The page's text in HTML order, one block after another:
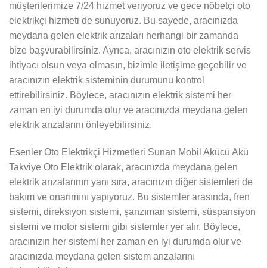
müşterilerimize 7/24 hizmet veriyoruz ve gece nöbetçi oto
elektrikçi hizmeti de sunuyoruz. Bu sayede, aracınızda
meydana gelen elektrik arızaları herhangi bir zamanda
bize başvurabilirsiniz. Ayrıca, aracınızın oto elektrik servis
ihtiyacı olsun veya olmasın, bizimle iletişime geçebilir ve
aracınızın elektrik sisteminin durumunu kontrol
ettirebilirsiniz. Böylece, aracınızın elektrik sistemi her
zaman en iyi durumda olur ve aracınızda meydana gelen
elektrik arızalarını önleyebilirsiniz.
Esenler Oto Elektrikçi Hizmetleri Sunan Mobil Akücü Akü
Takviye Oto Elektrik olarak, aracınızda meydana gelen
elektrik arızalarının yanı sıra, aracınızın diğer sistemleri de
bakım ve onarımını yapıyoruz. Bu sistemler arasında, fren
sistemi, direksiyon sistemi, şanzıman sistemi, süspansiyon
sistemi ve motor sistemi gibi sistemler yer alır. Böylece,
aracınızın her sistemi her zaman en iyi durumda olur ve
aracınızda meydana gelen sistem arızalarını